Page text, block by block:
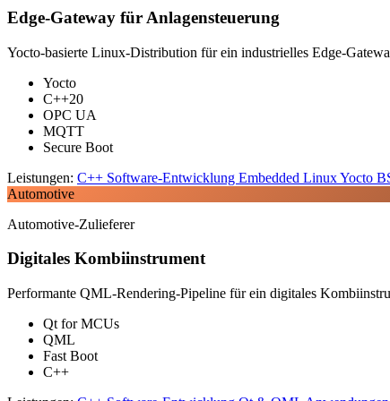
Edge-Gateway für Anlagensteuerung
Yocto-basierte Linux-Distribution für ein industrielles Edge-
Yocto
C++20
OPC UA
MQTT
Secure Boot
Leistungen: C++ Software-Entwicklung Embedded LinuxYocto
Automotive
Automotive-Zulieferer
Digitales Kombiinstrument
Performante QML-Rendering-Pipeline für ein digitales
Qt for MCUs
QML
Fast Boot
C++